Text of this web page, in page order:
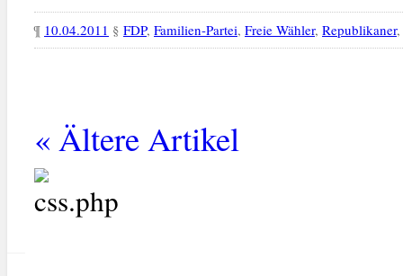
¶ 10.04.2011 § FDP, Familien-Partei, Freie Wähler, Republikaner,
« Ältere Artikel